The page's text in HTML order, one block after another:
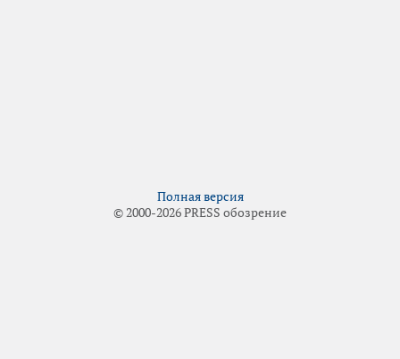
Полная версия
© 2000-2026 PRESS обозрение